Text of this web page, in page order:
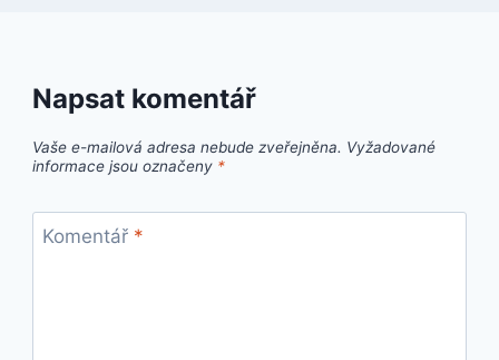
Napsat komentář
Vaše e-mailová adresa nebude zveřejněna. Vyžadované
informace jsou označeny *
Komentář *